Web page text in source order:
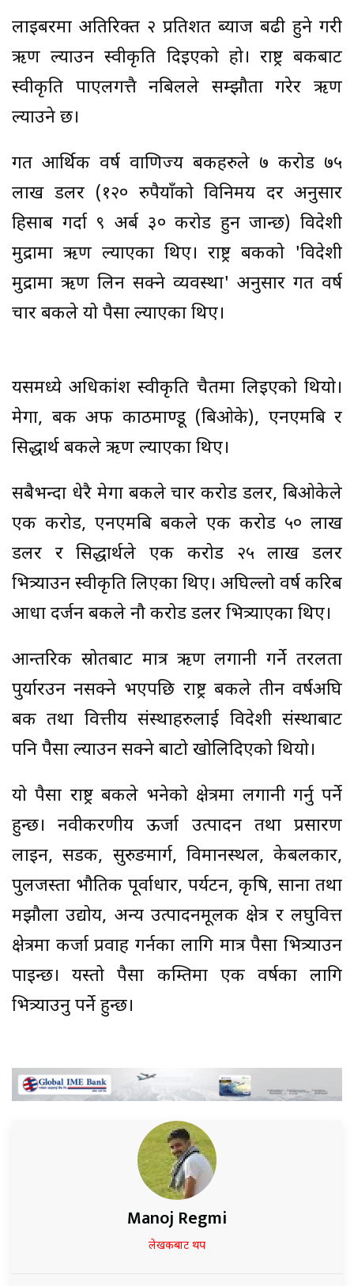
लाइबरमा अतिरिक्त २ प्रतिशत ब्याज बढी हुने गरी
ऋण ल्याउन स्वीकृति दिइएको हो। राष्ट्र बैंकबाट
स्वीकृति पाएलगत्तै नबिलले सम्झौता गरेर ऋण
ल्याउने छ।
गत आर्थिक वर्ष वाणिज्य बैंकहरुले ७ करोड ७५
लाख डलर (१२० रुपैयाँको विनिमय दर अनुसार
हिसाब गर्दा ९ अर्ब ३० करोड हुन जान्छ) विदेशी
मुद्रामा ऋण ल्याएका थिए। राष्ट्र बैंकको 'विदेशी
मुद्रामा ऋण लिन सक्ने व्यवस्था' अनुसार गत वर्ष
चार बैंकले यो पैसा ल्याएका थिए।
यसमध्ये अधिकांश स्वीकृति चैतमा लिइएको थियो।
मेगा, बैंक अफ काठमाण्डू (बिओके), एनएमबि र
सिद्धार्थ बैंकले ऋण ल्याएका थिए।
सबैभन्दा धेरै मेगा बैंकले चार करोड डलर, बिओकेले
एक करोड, एनएमबि बैंकले एक करोड ५० लाख
डलर र सिद्धार्थले एक करोड २५ लाख डलर
भित्र्याउन स्वीकृति लिएका थिए। अघिल्लो वर्ष करिब
आधा दर्जन बैंकले नौ करोड डलर भित्र्याएका थिए।
आन्तरिक स्रोतबाट मात्र ऋण लगानी गर्ने तरलता
पुर्यारउन नसक्ने भएपछि राष्ट्र बैंकले तीन वर्षअघि
बैंक तथा वित्तीय संस्थाहरुलाई विदेशी संस्थाबाट
पनि पैसा ल्याउन सक्ने बाटो खोलिदिएको थियो।
यो पैसा राष्ट्र बैंकले भनेको क्षेत्रमा लगानी गर्नु पर्ने
हुन्छ। नवीकरणीय ऊर्जा उत्पादन तथा प्रसारण
लाइन, सडक, सुरुङमार्ग, विमानस्थल, केबलकार,
पुलजस्ता भौतिक पूर्वाधार, पर्यटन, कृषि, साना तथा
मझौला उद्योय, अन्य उत्पादनमूलक क्षेत्र र लघुवित्त
क्षेत्रमा कर्जा प्रवाह गर्नका लागि मात्र पैसा भित्र्याउन
पाइन्छ। यस्तो पैसा कम्तिमा एक वर्षका लागि
भित्र्याउनु पर्ने हुन्छ।
Manoj Regmi
लेखकबाट थप